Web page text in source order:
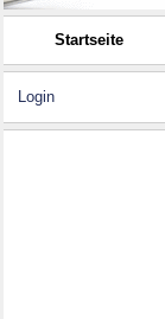
Startseite
Login